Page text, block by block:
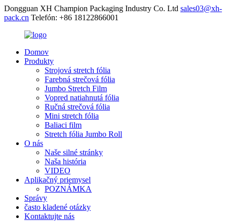
Dongguan XH Champion Packaging Industry Co. Ltd sales03@xh-
pack.cn Telefón: +86 18122866001
Domov
Produkty
Strojová stretch fólia
Farebná strečová fólia
Jumbo Stretch Film
Vopred natiahnutá fólia
Ručná strečová fólia
Mini stretch fólia
Baliaci film
Stretch fólia Jumbo Roll
O nás
Naše silné stránky
Naša história
VIDEO
Aplikačný priemysel
POZNÁMKA
Správy
často kladené otázky
Kontaktujte nás